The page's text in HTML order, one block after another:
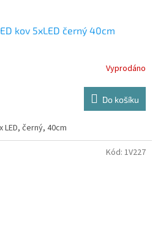
kov 5xLED černý 40cm
Vyprodáno
Do košíku
LED, černý, 40cm
Kód: 1V227